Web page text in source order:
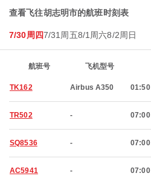
查看飞往胡志明市的航班时刻表
7/30周四7/31周五8/1周六8/2周日
航班号 飞机型号
TK162 Airbus A350 01:50
TR502 - 07:00
SQ8536 - 07:00
AC5941 - 07:00